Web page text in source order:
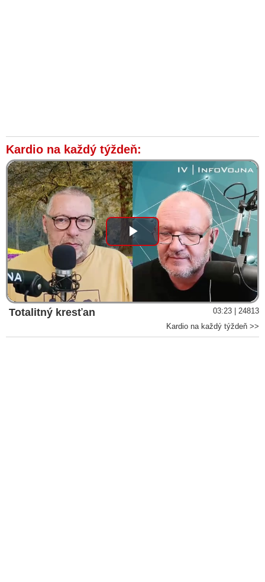
Kardio na každý týždeň:
Play
Video
Totalitný kresťan
03:23 | 24813
Kardio na každý týždeň >>